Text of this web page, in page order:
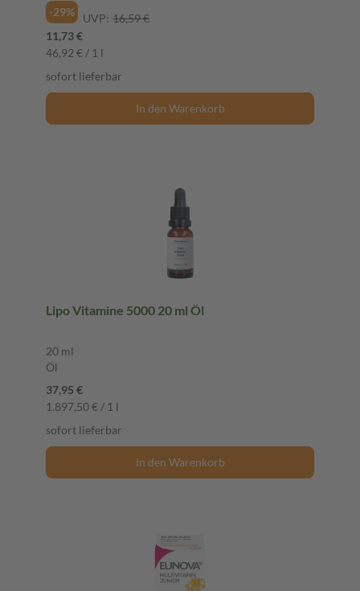
-29%
UVP: 16,59 €
11,73 €
46,92 € / 1 l
sofort lieferbar
In den Warenkorb
Lipo Vitamine 5000 20 ml Öl
20 ml
Öl
37,95 €
1.897,50 € / 1 l
sofort lieferbar
In den Warenkorb